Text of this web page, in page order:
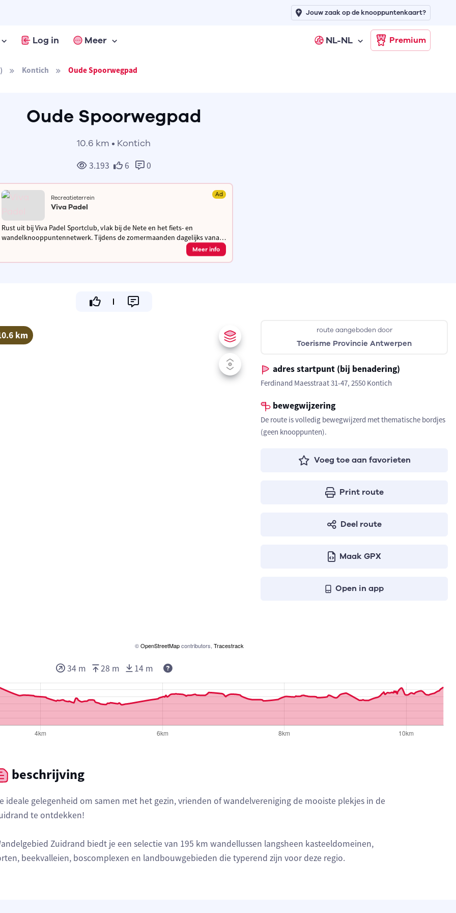
Log in Meer NL-NL Premium
Jouw zaak op de knooppuntenkaart?
Kontich Oude Spoorwegpad
Oude Spoorwegpad
10.6 km • Kontich
3.193 6 0
Recreatieterrein Ad
Viva Padel
Rust uit bij Viva Padel Sportclub, vlak bij de Nete en het fiets- en
wandelknooppuntennetwerk. Tijdens de zomermaanden dagelijks vanaf
Meer info
km
©OpenStreetMapcontributors, Tracestrack
route aangeboden door
Toerisme Provincie Antwerpen
adres startpunt (bij benadering)
Ferdinand Maesstraat 31-47, 2550 Kontich
bewegwijzering
De route is volledig bewegwijzerd met thematische bordjes
(geen knooppunten).
Voeg toe aan favorieten
Print route
Deel route
Maak GPX
Open in app
34 m 28 m 14 m
beschrijving
ideale gelegenheid om samen met het gezin, vrienden of wandelvereniging de mooiste plekjes in de
te ontdekken!
Zuidrand biedt je een selectie van 195 km wandellussen langsheen kasteeldomeinen,
beekvalleien, boscomplexen en landbouwgebieden die typerend zijn voor deze regio.